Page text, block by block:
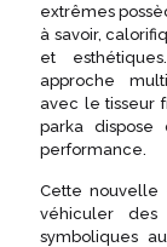
extrêmes
à savoir,
et
approche
avec le tisseur
parka dispose
performance.
Cette
véhiculer des
symboliques